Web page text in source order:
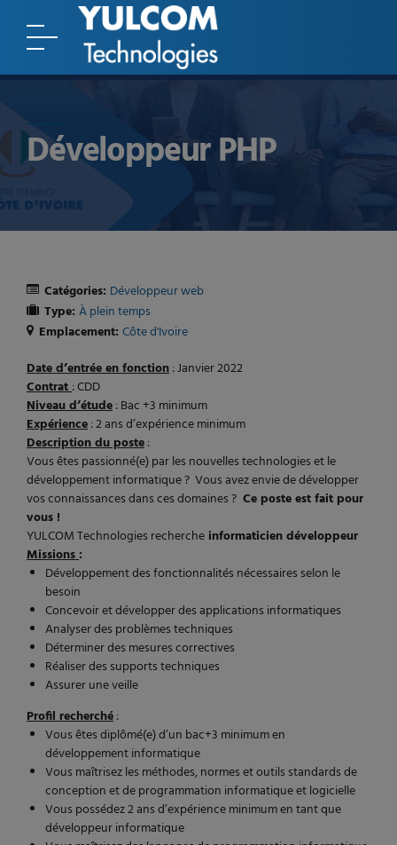
Développeur PHP
Catégories: Développeur web
Type: À plein temps
Emplacement: Côte d'Ivoire
Date d’entrée en fonction: Janvier 2022
Contrat: CDD
Niveau d’étude: Bac +3 minimum
Expérience: 2 ans d’expérience minimum
Description du poste:
Vous êtes passionné(e) par les nouvelles technologies et le
développement informatique ? Vous avez envie de développer
vos connaissances dans ces domaines ? Ce poste est fait pour
vous !
YULCOM Technologies recherche informaticien développeur
Missions:
Développement des fonctionnalités nécessaires selon le
besoin
Concevoir et développer des applications informatiques
Analyser des problèmes techniques
Déterminer des mesures correctives
Réaliser des supports techniques
Assurer une veille
Profil recherché:
Vous êtes diplômé(e) d’un bac+3 minimum en
développement informatique
Vous maîtrisez les méthodes, normes et outils standards de
conception et de programmation informatique et logicielle
Vous possédez 2 ans d’expérience minimum en tant que
développeur informatique